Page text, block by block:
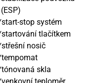
(ESP)
start-stop systém
startování tlačítkem
střešní nosič
tempomat
tónovaná skla